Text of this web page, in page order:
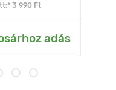
3 990 Ft
adás